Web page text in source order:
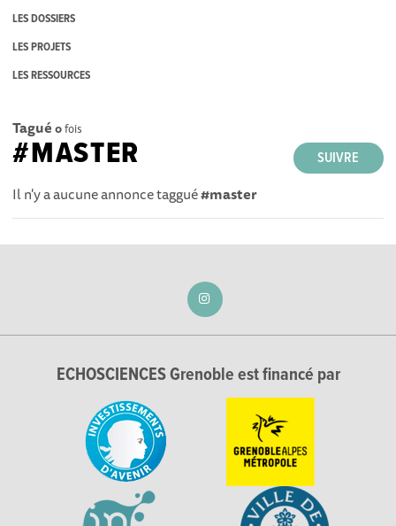
LES DOSSIERS
LES PROJETS
LES RESSOURCES
Tagué 0fois
SUIVRE
#MASTER
Il n'y a aucune annonce taggué#master
ECHOSCIENCES Grenoble est financé par